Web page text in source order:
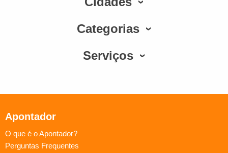
Categorias
Serviços
Apontador
O que é o Apontador?
Perguntas Frequentes